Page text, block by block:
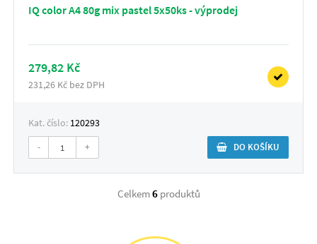
IQ color A4 80g mix pastel 5x50ks - výprodej
279,82 Kč
231,26 Kč bez DPH
Kat. číslo: 120293
- + DO KOŠÍKU
Celkem6produktů